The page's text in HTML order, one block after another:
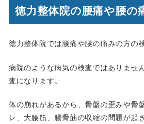
徳力整体院の腰痛や腰の
徳力整体院では腰痛や腰の痛みの方の
病院のような病気の検査ではありませ
査になります。
体の崩れがあるから、骨盤の歪みや骨
レ、大腰筋、腸骨筋の収縮の問題が起